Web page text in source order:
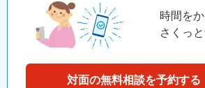
時間を
さくっ
対面の無料相談を予約する